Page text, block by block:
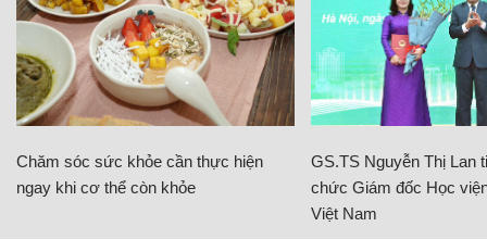
Chăm sóc sức khỏe cần thực hiện
ngay khi cơ thể còn khỏe
GS.TS Nguyễn Thị Lan
chức Giám đốc Học
Việt Nam